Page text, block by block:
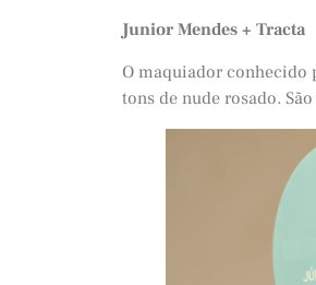
Junior Mendes + Tracta
O maquiador conhecido
tons de nude rosado.